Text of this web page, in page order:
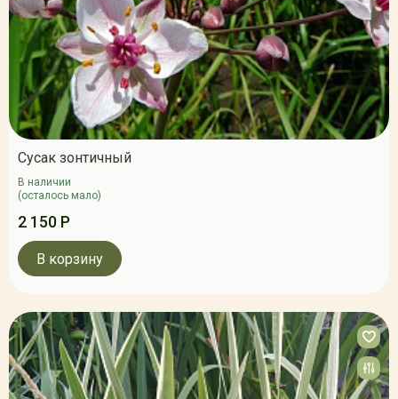
Сусак зонтичный
В наличии
(осталось мало)
2 150 Р
В корзину